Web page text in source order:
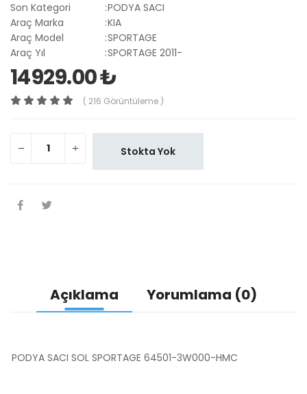
Son Kategori
:PODYA SACI
Araç Marka
:KIA
Araç Model
:SPORTAGE
Araç Yıl
:SPORTAGE 2011-
14929.00 ₺
( 216 Görüntüleme )
Stokta Yok
Açıklama Yorumlama (0)
PODYA SACI SOL SPORTAGE 64501-3W000-HMC